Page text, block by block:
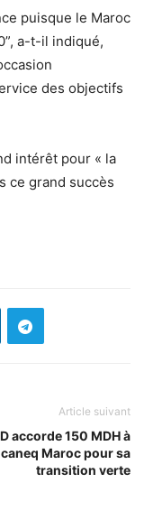
puisque le Maroc
a-t-il indiqué,
des objectifs
intérêt pour « la
ce grand succès
Article suivant
accorde 150 MDH à
Maroc pour sa
transition verte